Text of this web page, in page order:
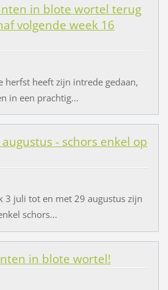
in blote wortel terug
volgende week 16
herfst heeft zijn intrede gedaan,
in een prachtig...
- schors enkel op
3 juli tot en met 29 augustus zijn
schors...
in blote wortel!